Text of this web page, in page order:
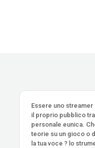
Essere uno
il proprio pubblico
personale eunica.
teorie su un gioco o
la tua voce ? lo